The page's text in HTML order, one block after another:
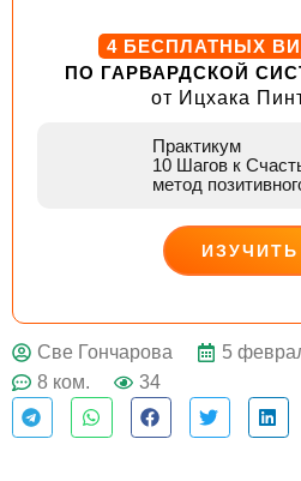
4 БЕСПЛАТНЫХ
ПО ГАРВАРДСКОЙ
от Ицхака
Практикум
10 Шагов к
метод
ИЗУЧИТЬ
ДЕЙСТВУЙ
Све Гончарова 5
8 ком.
34